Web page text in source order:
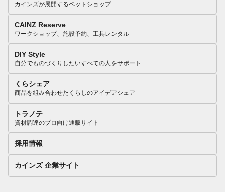
カインズが展開するペットショップ
CAINZ Reserve
ワークショップ、施設予約、工具レンタル
DIY Style
自分でものづくりしたいすべての人をサポート
くらシェア
商品を組み合わせたくらしのアイデアシェア
トラノテ
資材調達のプロ向け通販サイト
採用情報
カインズ 企業サイト